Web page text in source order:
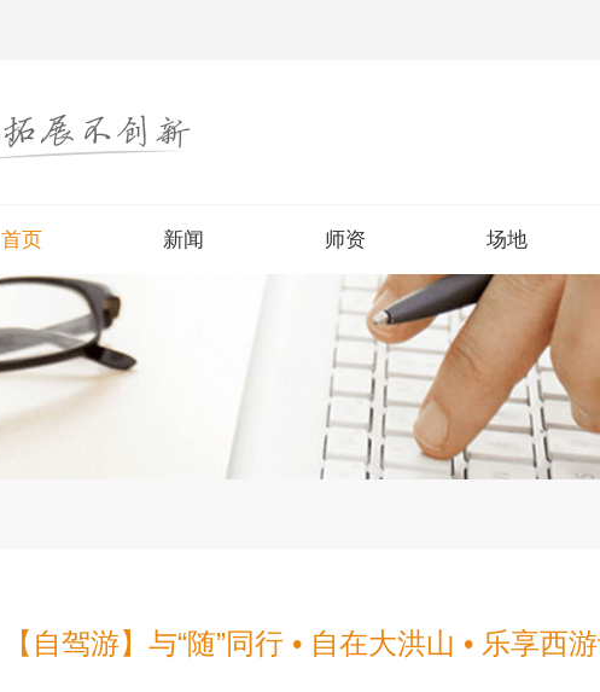
首页 新闻 师资
师资
场地
【自驾游】与“随”同行 • 自在大洪山 • 乐享西